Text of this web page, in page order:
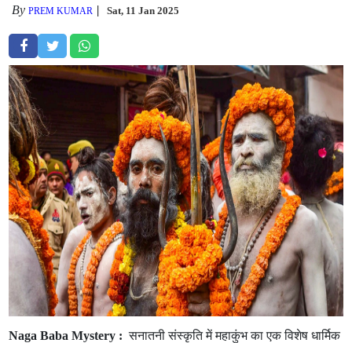
ByPREM KUMAR Sat, 11 Jan 2025
Naga Baba Mystery :सनातनी संस्कृति में महाकुंभ का एक विशेष धार्मिक